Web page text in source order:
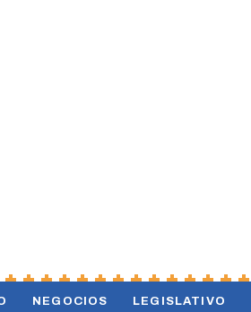
NEGOCIOS LEGISLATIVO